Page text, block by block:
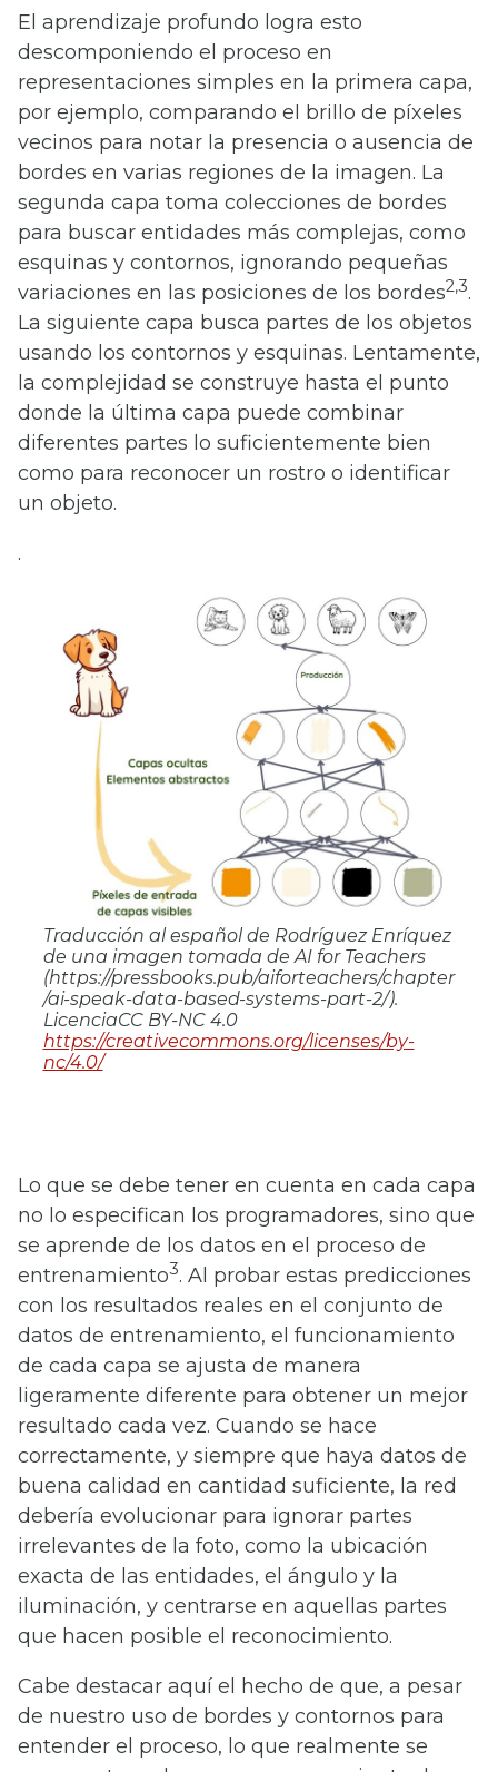
El aprendizaje profundo logra esto
descomponiendo el proceso en
representaciones simples en la primera capa,
por ejemplo, comparando el brillo de píxeles
vecinos para notar la presencia o ausencia de
bordes en varias regiones de la imagen. La
segunda capa toma colecciones de bordes
para buscar entidades más complejas, como
esquinas y contornos, ignorando pequeñas
variaciones en las posiciones de los bordes2,3.
La siguiente capa busca partes de los objetos
usando los contornos y esquinas. Lentamente,
la complejidad se construye hasta el punto
donde la última capa puede combinar
diferentes partes lo suficientemente bien
como para reconocer un rostro o identificar
un objeto.
.
Traducción al español de Rodríguez Enríquez
de una imagen tomada de AI for Teachers
(https://pressbooks.pub/aiforteachers/chapter
/ai-speak-data-based-systems-part-2/).
LicenciaCC BY-NC 4.0
https://creativecommons.org/licenses/by-
nc/4.0/
Lo que se debe tener en cuenta en cada capa
no lo especifican los programadores, sino que
se aprende de los datos en el proceso de
entrenamiento3. Al probar estas predicciones
con los resultados reales en el conjunto de
datos de entrenamiento, el funcionamiento
de cada capa se ajusta de manera
ligeramente diferente para obtener un mejor
resultado cada vez. Cuando se hace
correctamente, y siempre que haya datos de
buena calidad en cantidad suficiente, la red
debería evolucionar para ignorar partes
irrelevantes de la foto, como la ubicación
exacta de las entidades, el ángulo y la
iluminación, y centrarse en aquellas partes
que hacen posible el reconocimiento.
Cabe destacar aquí el hecho de que, a pesar
de nuestro uso de bordes y contornos para
entender el proceso, lo que realmente se